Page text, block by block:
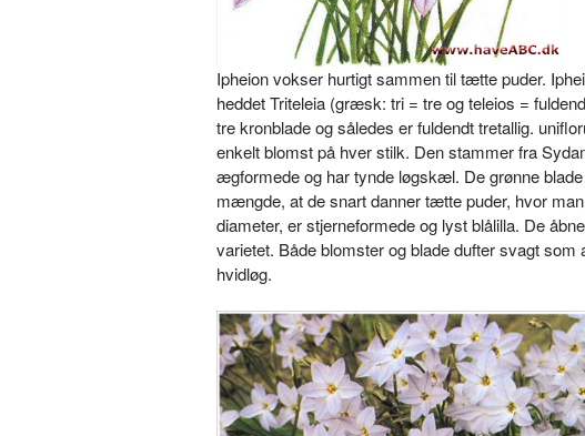
Ipheion vokser hurtigt sammen til tætte puder.
hed­det Triteleia (græsk: tri = tre og teleios =
tre kronblade og således er fuldendt tretallig.
enkelt blomst på hver stilk. Den stammer fra
ægformede og har tynde løgskæl. De grønne
mængde, at de snart danner tætte puder, hvor
diameter, er stjerneformede og lyst blålilla. De
varietet. Både blomster og blade dufter svagt som
hvidløg.